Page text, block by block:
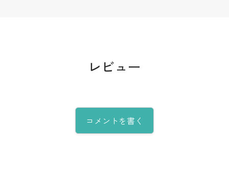
レビュー
コメントを書く